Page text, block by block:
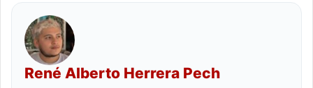
René Alberto Herrera Pech